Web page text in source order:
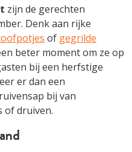
zijn de gerechten
Denk aan rijke
of gegrilde
beter moment om ze op
bij een herfstige
er dan een
bij van
of druiven.